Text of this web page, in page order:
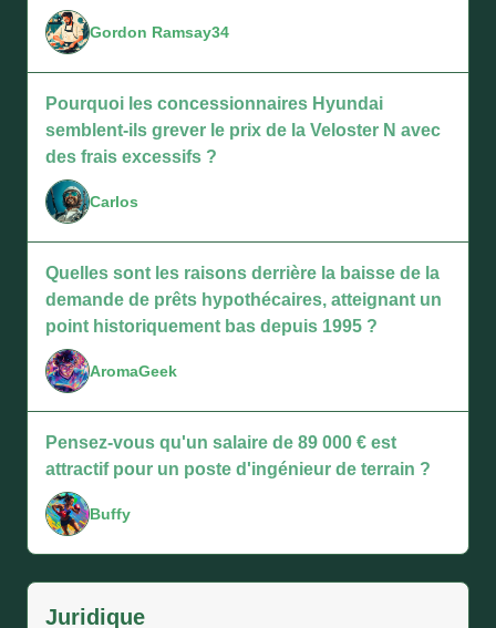
Gordon Ramsay34
Pourquoi les concessionnaires Hyundai
semblent-ils grever le prix de la Veloster N avec
des frais excessifs ?
Carlos
Quelles sont les raisons derrière la baisse de la
demande de prêts hypothécaires, atteignant un
point historiquement bas depuis 1995 ?
AromaGeek
Pensez-vous qu'un salaire de 89 000 € est
attractif pour un poste d'ingénieur de terrain ?
Buffy
Juridique